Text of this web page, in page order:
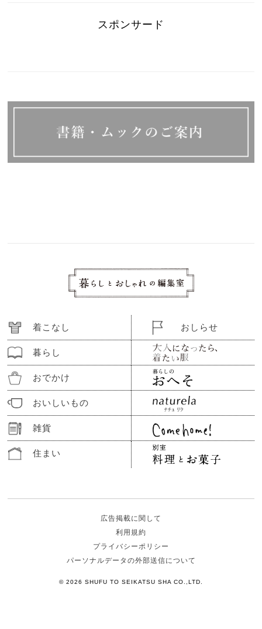
スポンサード
着こなし
暮らし
おでかけ
おいしいもの
雑貨
住まい
おしらせ
広告掲載に関して
利用規約
プライバシーポリシー
パーソナルデータの外部送信について
© 2026 SHUFU TO SEIKATSU SHA CO.,LTD.